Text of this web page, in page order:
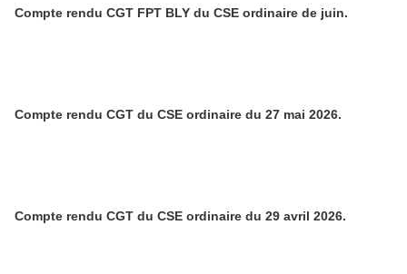
Compte rendu CGT FPT BLY du CSE ordinaire de juin.
Compte rendu CGT du CSE ordinaire du 27 mai 2026.
Compte rendu CGT du CSE ordinaire du 29 avril 2026.